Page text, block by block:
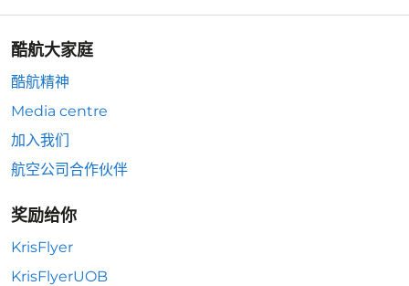
酷航大家庭
酷航精神
Media centre
加入我们
航空公司合作伙伴
奖励给你
KrisFlyer
KrisFlyerUOB